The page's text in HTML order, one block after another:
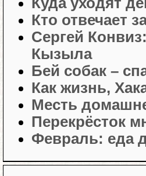
Кто отвечает
Сергей
Кызыла
Бей собак –
Как жизнь,
Месть
Перекрёсток
Февраль: еда